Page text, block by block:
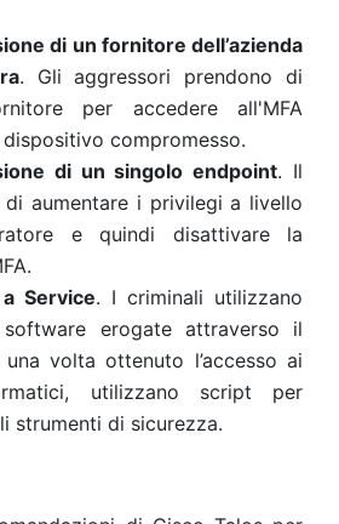
di un fornitore dell’azienda
. Gli aggressori prendono di
per accedere all'MFA
compromesso.
di un singolo endpoint. Il
aumentare i privilegi a livello
e quindi disattivare la
Service. I criminali utilizzano
software erogate attraverso il
volta ottenuto l’accesso ai
utilizzano script per
strumenti di sicurezza.